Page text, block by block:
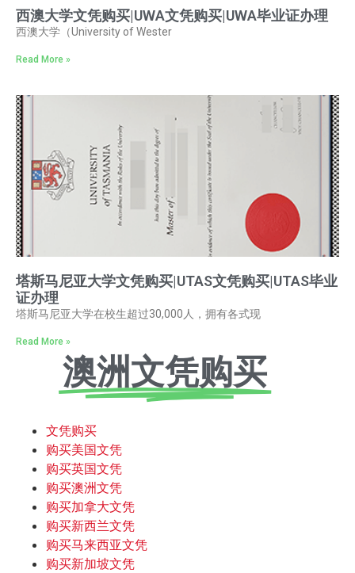
西澳大学文凭购买|UWA文凭购买|UWA毕业证办理
西澳大学（University of Wester
Read More »
塔斯马尼亚大学文凭购买|UTAS文凭购买|UTAS毕业
证办理
塔斯马尼亚大学在校生超过30,000人，拥有各式现
Read More »
澳洲文凭购买
文凭购买
购买美国文凭
购买英国文凭
购买澳洲文凭
购买加拿大文凭
购买新西兰文凭
购买马来西亚文凭
购买新加坡文凭